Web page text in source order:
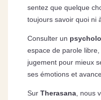
sentez que quelque
toujours savoir quoi ni
Consulter un
espace de parole
jugement pour mieux
ses émotions et
Sur Therasana, nous